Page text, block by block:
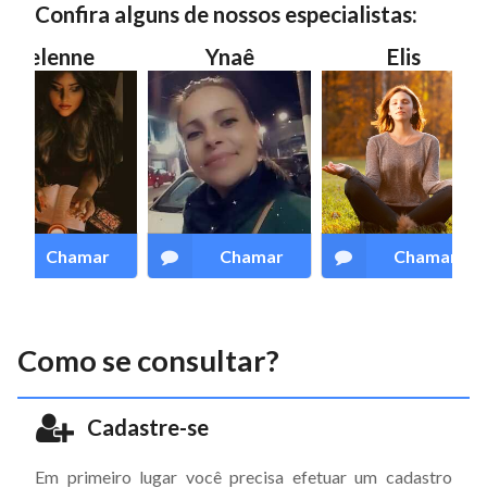
Confira alguns de nossos especialistas:
Chamar
Ynaê
Chamar
Elis
Chamar
Como se consultar?
Cadastre-se
Em primeiro lugar você precisa efetuar um cadastro